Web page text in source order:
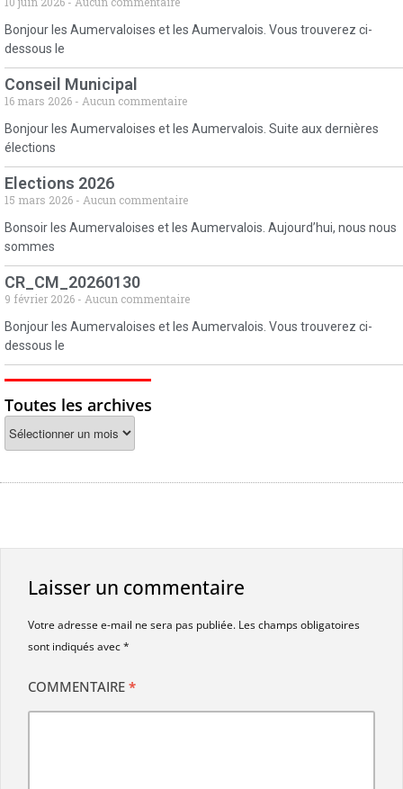
Bonjour les Aumervaloises et les Aumervalois. Vous trouverez ci-
dessous le
Conseil Municipal
16 mars 2026
Aucun commentaire
Bonjour les Aumervaloises et les Aumervalois. Suite aux dernières
élections
Elections 2026
15 mars 2026
Aucun commentaire
Bonsoir les Aumervaloises et les Aumervalois. Aujourd’hui, nous nous
sommes
CR_CM_20260130
9 février 2026
Aucun commentaire
Bonjour les Aumervaloises et les Aumervalois. Vous trouverez ci-
dessous le
Toutes les archives
Laisser un commentaire
Votre adresse e-mail ne sera pas publiée. Les champs obligatoires
sont indiqués avec*
COMMENTAIRE *